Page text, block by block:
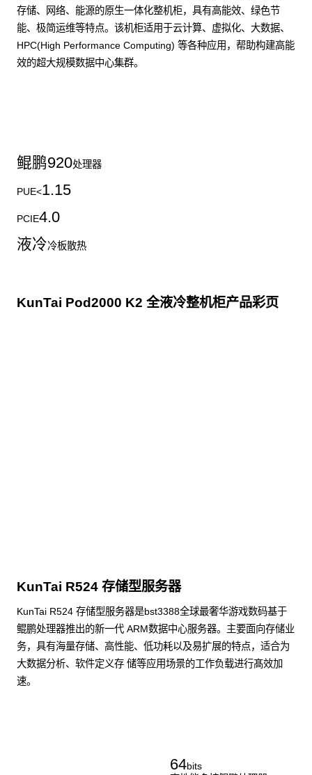
存储、网络、能源的原生一体化整机柜，具有高能效、绿色节
能、极简运维等特点。该机柜适用于云计算、虚拟化、大数据、
HPC(High Performance Computing) 等各种应用，帮助构建高能
效的超大规模数据中心集群。
鲲鹏920处理器
PUE<1.15
PCIE4.0
液冷冷板散热
KunTai Pod2000 K2 全液冷整机柜产品彩页
KunTai R524 存储型服务器
KunTai R524 存储型服务器是bst3388全球最奢华游戏数码基于
鲲鹏处理器推出的新一代 ARM数据中心服务器。主要面向存储业
务，具有海量存储、高性能、低功耗以及易扩展的特点，适合为
大数据分析、软件定义存 储等应用场景的工作负载进行髙效加
速。
64bits